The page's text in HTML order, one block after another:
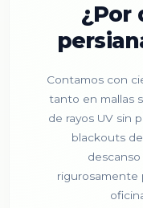
¿Por
Contamos con
tanto en mallas
de rayos UV sin
blackouts
rigurosamente